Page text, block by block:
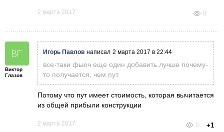
2 марта 2017 0
Виктор
Глазов
Игорь Павлов написал 2 марта 2017 в 22:44
все-таки фьюч еще один добавить лучше почему-
то получается, чем пут
Потому что пут имеет стоимость, которая вычитается
из общей прибыли конструкции
2 марта 2017 0 +1